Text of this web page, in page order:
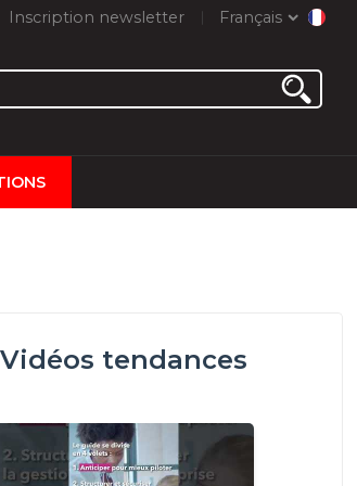
Inscription newsletter Français
Vidéos tendances